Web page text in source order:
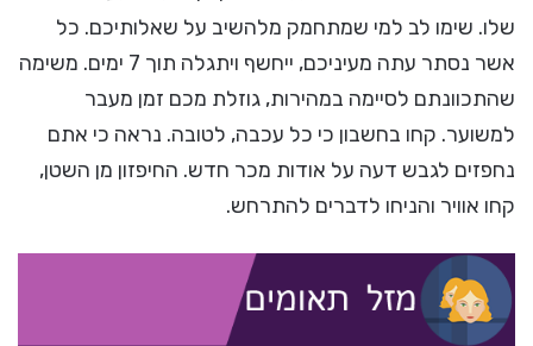
שלו. שימו לב למי שמתחמק מלהשיב על שאלותיכם. כל
אשר נסתר עתה מעיניכם, ייחשף ויתגלה תוך 7 ימים. משימה
שהתכוונתם לסיימה במהירות, גוזלת מכם זמן מעבר
למשוער. קחו בחשבון כי כל עכבה, לטובה. נראה כי אתם
נחפזים לגבש דעה על אודות מכר חדש. החיפזון מן השטן,
קחו אוויר והניחו לדברים להתרחש.